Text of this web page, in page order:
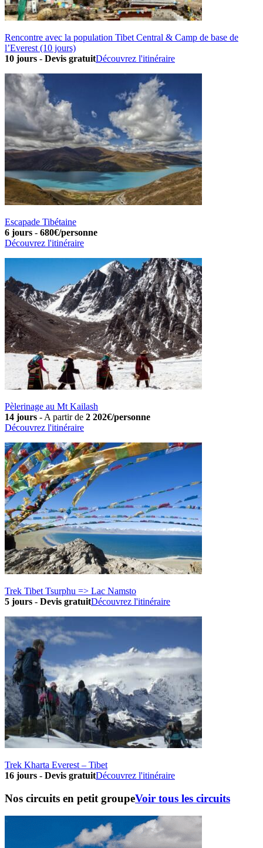
Rencontre avec la population Tibet Central & Camp de base de
l’Everest (10 jours)
10 jours - Devis gratuitDécouvrez l'itinéraire
Escapade Tibétaine
6 jours - 680€/personne
Découvrez l'itinéraire
Pèlerinage au Mt Kailash
14 jours - A partir de 2 202€/personne
Découvrez l'itinéraire
Trek Tibet Tsurphu => Lac Namsto
5 jours - Devis gratuitDécouvrez l'itinéraire
Trek Kharta Everest – Tibet
16 jours - Devis gratuitDécouvrez l'itinéraire
Nos circuits en petit groupeVoir tous les circuits